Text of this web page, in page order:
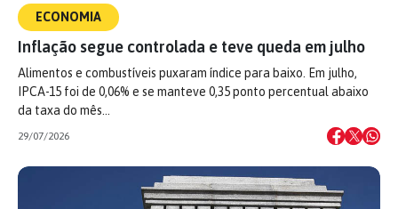
ECONOMIA
Inflação segue controlada e teve queda em julho
Alimentos e combustíveis puxaram índice para baixo. Em julho,
IPCA-15 foi de 0,06% e se manteve 0,35 ponto percentual abaixo
da taxa do mês…
29/07/2026